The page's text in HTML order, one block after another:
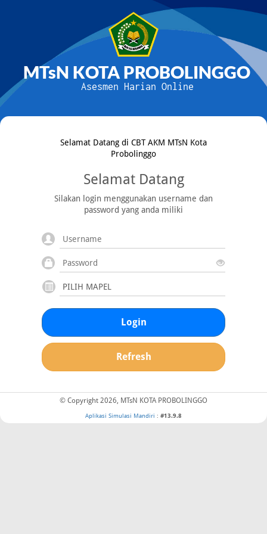
MTsN KOTA PROBOLINGGO
Asesmen Harian Online
Selamat Datang di CBT AKM MTsN Kota
Probolinggo
Selamat Datang
Silakan login menggunakan username dan
password yang anda miliki
Login
Refresh
© Copyright 2026, MTsN KOTA PROBOLINGGO
Aplikasi Simulasi Mandiri : #13.9.8